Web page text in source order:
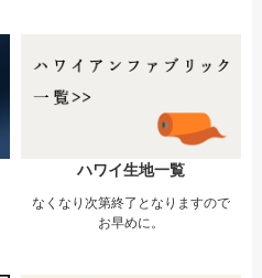
ハワイ生地一覧
なくなり次第終了となりますので
お早めに。